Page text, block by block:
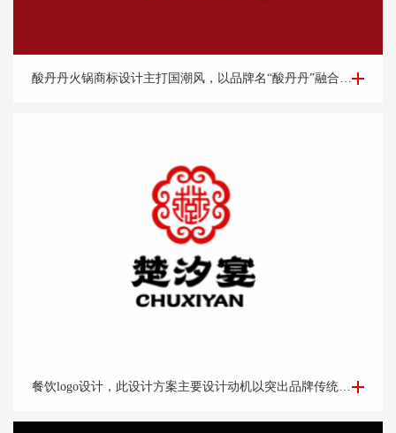
餐饮logo设计-酸丹丹火锅商标设计案例 酸丹丹火锅商标设计主打国潮风，以品牌名“酸丹丹”融合古典旗袍、优雅端庄的知性美，展现浓浓的复古请调，商标中的国潮祥云和古典书卷也突出了中式元素，“祥云”又代表了吉祥，喜庆，幸福，更有人间烟火的气息，象征这火锅的味道绝美，飘香四溢。
餐饮logo设计-楚*宴餐饮公司logo设计 餐饮logo设计，此设计方案主要设计动机以突出品牌传统老字号的品牌调性出发。以祥云纹路做外围。中心以“楚汉字的变形窗格轩辕造型，亭台楼阁酒肆的视觉印象，链接企业的行业特征